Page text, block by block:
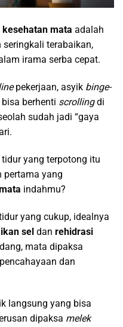
mata adalah
terabaikan,
irama serba cepat.
pekerjaan, asyik binge-
berhenti scrollingdi
sudah jadi “gaya
yang terpotong itu
pertama yang
indahmu?
yang cukup, idealnya
sel dan rehidrasi
mata dipaksa
dan
langsung yang bisa
dipaksa melek